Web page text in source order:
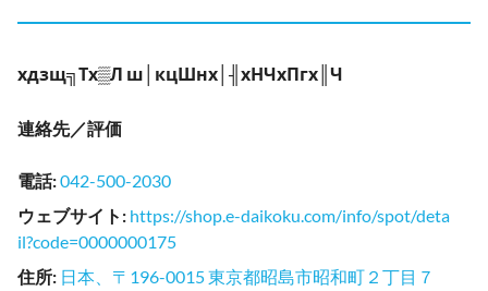
хдзщ╗Тх▒Л ш│кцШнх│╢хНЧхПгх║Ч
連絡先／評価
電話:042-500-2030
ウェブサイト : https://shop.e-daikoku.com/info/spot/deta
il?code=0000000175
住所: 日本、〒196-0015 東京都昭島市昭和町２丁目７